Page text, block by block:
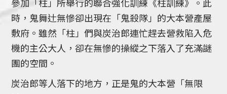
參加「柱」所舉行的聯合強化訓練《柱訓練》。此
時，鬼舞辻無慘卻出現在「鬼殺隊」的大本營產屋
敷府。雖然「柱」們與炭治郎連忙趕去營救陷入危
機的主公大人，卻在無慘的操縱之下落入了充滿謎
團的空間。
炭治郎等人落下的地方，正是鬼的大本營「無限